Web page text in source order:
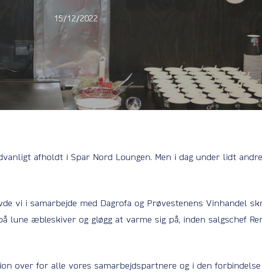
15/12/2022
afholdt i Spar Nord Loungen. Men i dag under lidt andre
vi i samarbejde med Dagrofa og Prøvestenens Vinhandel
lune æbleskiver og gløgg at varme sig på, inden salgschef
over for alle vores samarbejdspartnere og i den